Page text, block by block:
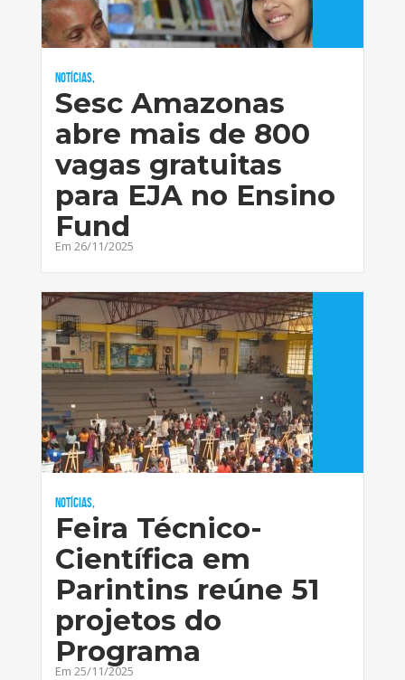
Notícias,
Sesc Amazonas
abre mais de 800
vagas gratuitas
para EJA no Ensino
Fund
Em 26/11/2025
Notícias,
Feira Técnico-
Científica em
Parintins reúne 51
projetos do
Programa
Em 25/11/2025